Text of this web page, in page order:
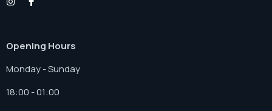
Opening Hours
Monday - Sunday
18:00 - 01:00